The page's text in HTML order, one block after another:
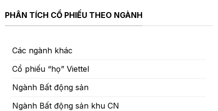
PHÂN TÍCH CỔ PHIẾU THEO NGÀNH
Các ngành khác
Cổ phiếu “họ” Viettel
Ngành Bất động sản
Ngành Bất động sản khu CN